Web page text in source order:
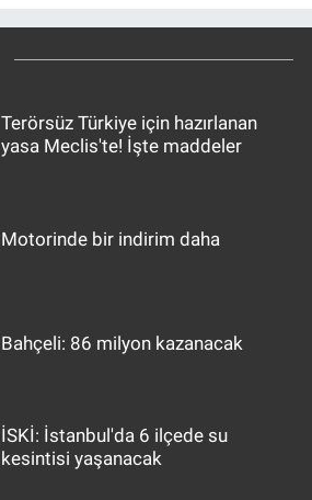
Terörsüz Türkiye için hazırlanan
yasa Meclis'te! İşte maddeler
Motorinde bir indirim daha
Bahçeli: 86 milyon kazanacak
İSKİ: İstanbul'da 6 ilçede su
kesintisi yaşanacak